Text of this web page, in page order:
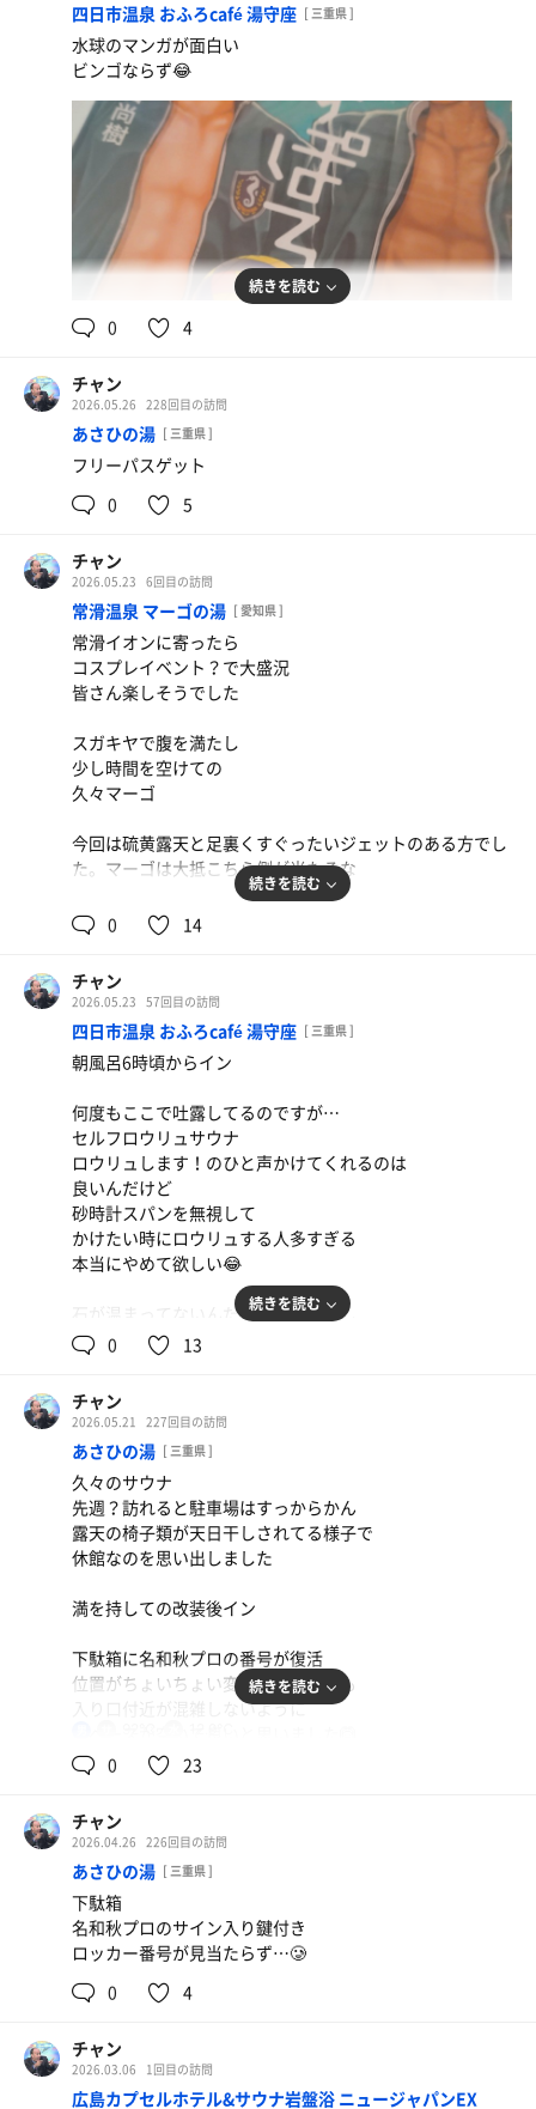
普通盛り
卵かけご飯 薬味や醤油のベストな組み合わせをみつけ
ろ
四日市温泉 おふろcafé 湯守座 [ 三重県 ]
水球のマンガが面白い
ビンゴならず😂
続きを読む
0 4
チャン
2026.05.26 228回目の訪問
あさひの湯 [ 三重県 ]
フリーパスゲット
0
5
チャン
2026.05.23 6回目の訪問
常滑温泉 マーゴの湯 [ 愛知県 ]
常滑イオンに寄ったら
コスプレイベント？で大盛況
皆さん楽しそうでした
スガキヤで腹を満たし
少し時間を空けての
久々マーゴ
今回は硫黄露天と足裏くすぐったいジェットのある方でし
た。マーゴは大抵こちら側が当たるな
サウナ室のクレヨンしんちゃんを見て
今日は朝風呂も行ったので
快眠に期待✨
続きを読む
0 14
チャン
2026.05.23 57回目の訪問
四日市温泉 おふろcafé 湯守座 [ 三重県 ]
朝風呂6時頃からイン
何度もここで吐露してるのですが…
セルフロウリュサウナ
ロウリュします！のひと声かけてくれるのは
良いんだけど
砂時計スパンを無視して
かけたい時にロウリュする人多すぎる
本当にやめて欲しい😂
石が温まってないんだから鳴かないし
温まらないうちに水かけても
室温がさらに落ちる
結果、温度も体感も何も上昇しない
サウナ室の出来上がり
ぬるいな…って首傾げながら水かけてるけど
そんなんあたりまえやんけー🥲
ぼうし被るくらいサウナ好きなら
1杯目の石の鳴り具合で
朝熱波の時間になっても
室内と石の状態が変わらなかったので
ラドルもいったん没収してました
従業員の機転のきいた対応に感謝です👏
既存の注意書き
水をかける前に砂時計が落ちているのを確認して
下さい…
では足りません
温度が上昇せず
熱源の故障にも繋がるので
砂時計での間隔を守って下さい
続きを読む
0 13
チャン
2026.05.21 227回目の訪問
あさひの湯 [ 三重県 ]
久々のサウナ
先週？訪れると駐車場はすっからかん
露天の椅子類が天日干しされてる様子で
休館なのを思い出しました
満を持しての改装後イン
下駄箱に名和秋プロの番号が復活
位置がちょいちょい変わってたけども
入り口付近が混雑しないように
浴場内は洗い場のシャンプー類が
ボトルと中身が新しくなりました
シャンプーの香りは
どことなく、ほしの湯のものと似てる気がします
ボディソープはマスカットのような香り
風呂セットを持って行くときと
完全手ぶらの場合があるのですが
今回はタオルのみだったので
気になる方はぜひ試してみてください
続きを読む
0 23
チャン
2026.04.26 226回目の訪問
あさひの湯 [ 三重県 ]
下駄箱
名和秋プロのサイン入り鍵付き
ロッカー番号が見当たらず…🥲
0
4
チャン
2026.03.06 1回目の訪問
広島カプセルホテル&サウナ岩盤浴 ニュージャパンEX